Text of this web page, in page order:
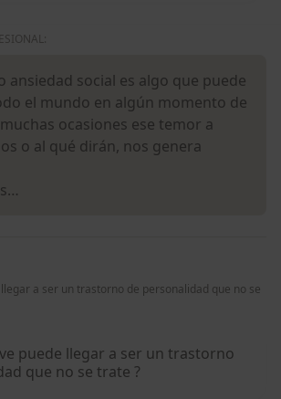
ansiedad social es algo que puede
el mundo en algún momento de
ocasiones ese temor a
o al qué dirán, nos genera
a ser un trastorno de personalidad que no se
puede llegar a ser un trastorno
que no se trate ?